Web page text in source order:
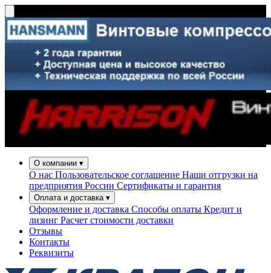
О компании ▾
О нас Пользовательское соглашение Наши отгрузки на
предприятия России Сертификаты и гарантия
Оплата и доставка ▾
Оформление и доставка Способы оплаты Кредит и
лизинг Расчет стоимости доставки
Отзывы
Контакты
Реквизиты